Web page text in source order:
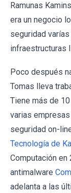
Ramunas
era un negocio
seguridad
infraestructuras
Poco después
Tomas lleva
Tiene más de
varias
seguridad on-
Tecnología de
Computación en
antimalware
adelanta a las